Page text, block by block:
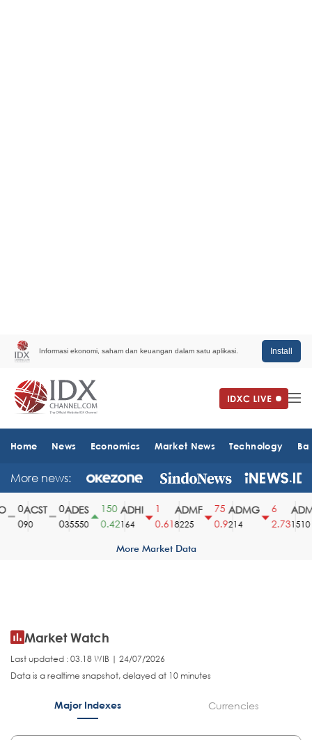
Informasi ekonomi, saham dan keuangan dalam satu aplikasi. Install
Home News Economics Market News Technology
More news:
ACST
90
ADES
35550
150
0.42
ADHI
164
0.61
ADMF
8225
75
0.9
ADMG
214
2.73
ADMR
1510
More Market Data
Market Watch
Last updated : 03.18 WIB | 24/07/2026
Data is a realtime snapshot, delayed at 10 minutes
Major Indexes Currencies